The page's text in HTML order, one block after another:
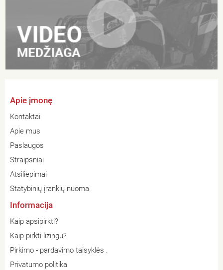
Apie įmonę
Kontaktai
Apie mus
Paslaugos
Straipsniai
Atsiliepimai
Statybinių įrankių nuoma
Informacija
Kaip apsipirkti?
Kaip pirkti lizingu?
Pirkimo - pardavimo taisyklės .
Privatumo politika